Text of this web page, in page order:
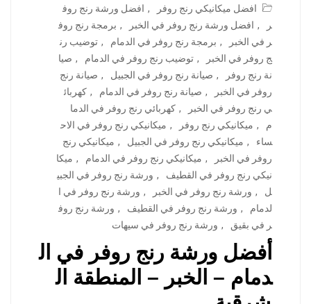
افضل ميكانيكي رنج روفر
, افضل ورشة رنج روف
ر
, افضل ورشة رنج روفر في الخبر , برمجة رنج روف
ر في الخبر
, برمجة رنج روفر في الدمام , توضيب رن
ج روفر في الخبر
, توضيب رنج روفر في الدمام , صيا
نة رنج روفر
, صيانة رنج روفر في الجبيل , صيانة رنج
روفر في الخبر
, صيانة رنج روفر في الدمام , كهربائ
ي رنج روفر في الخبر
, كهربائي رنج روفر في الدما
م
, ميكانيكي رنج روفر , ميكانيكي رنج روفر في الاح
ساء
, ميكانيكي رنج روفر في الجبيل , ميكانيكي رنج
روفر في الخبر
, ميكانيكي رنج روفر في الدمام , ميكا
نيكي رنج روفر في القطيف
, ورشة رنج روفر في الجبي
ل
, ورشة رنج روفر في الخبر , ورشة رنج روفر في ا
لدمام
, ورشة رنج روفر في القطيف , ورشة رنج روف
ر في بقيق
, ورشة رنج روفر في سيهات
أفضل ورشة رنج روفر في ال
دمام – الخبر – المنطقة ال